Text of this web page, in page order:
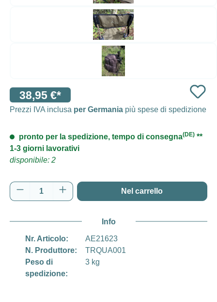
38,95 €*
Prezzi IVA inclusa per Germania più spese di spedizione
pronto per la spedizione, tempo di consegna(DE) **
1-3 giorni lavorativi
disponibile: 2
Quantità del prodotto: inserisci la quantità
Nel carrello
Info
Nr. Articolo:
AE21623
N. Produttore:
TRQUA001
Peso di
spedizione:
3 kg